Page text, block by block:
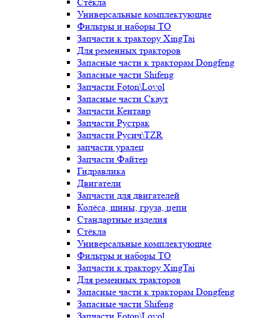
Универсальные комплектующие
Фильтры и наборы ТО
Запчасти к трактору XingTai
Для ременных тракторов
Запасные части к тракторам Dongfeng
Запасные части Shifeng
Запчасти Foton\Lovol
Запасные части Скаут
Запчасти Кентавр
Запчасти Рустрак
Запчасти Русич\TZR
запчасти уралец
Запчасти Файтер
Гидравлика
Двигатели
Запчасти для двигателей
Колёса, шины, груза, цепи
Стандартные изделия
Стёкла
Универсальные комплектующие
Фильтры и наборы ТО
Запчасти к трактору XingTai
Для ременных тракторов
Запасные части к тракторам Dongfeng
Запасные части Shifeng